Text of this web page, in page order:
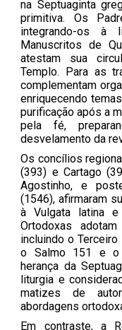
na Septuaginta
primitiva. Os
integrando-os à
Manuscritos de
atestam sua
Templo. Para as
complementam
enriquecendo
purificação após a
pela fé,
desvelamento da
Os concílios
(393) e Cartago
Agostinho, e
(1546), afirmaram
à Vulgata latina
Ortodoxas
incluindo o Terceiro
o Salmo 151 e o
herança da
liturgia e
matizes de
abordagens
Em contraste, a